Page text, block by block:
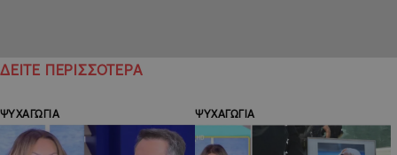
ΔΕΙΤΕ ΠΕΡΙΣΣΟΤΕΡΑ
ΨΥΧΑΓΩΓΙΑ ΨΥΧΑΓΩΓΙΑ